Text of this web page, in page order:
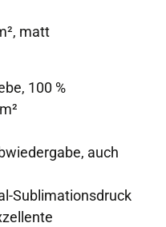
matt
100 %
auch
Sublimationsdruck